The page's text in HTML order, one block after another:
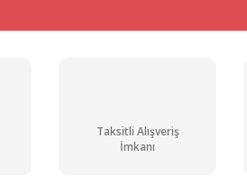
Taksitli Alışveriş
İmkanı